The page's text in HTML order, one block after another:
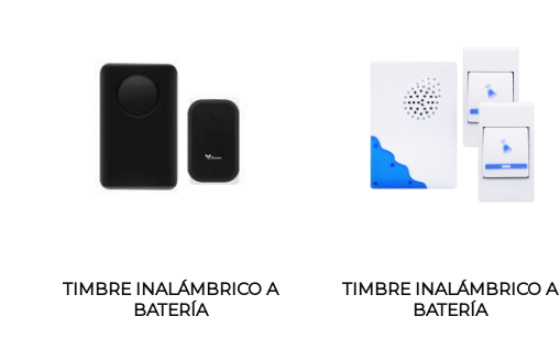
TIMBRE INALÁMBRICO A
BATERÍA
TIMBRE INALÁMBRICO A
BATERÍA